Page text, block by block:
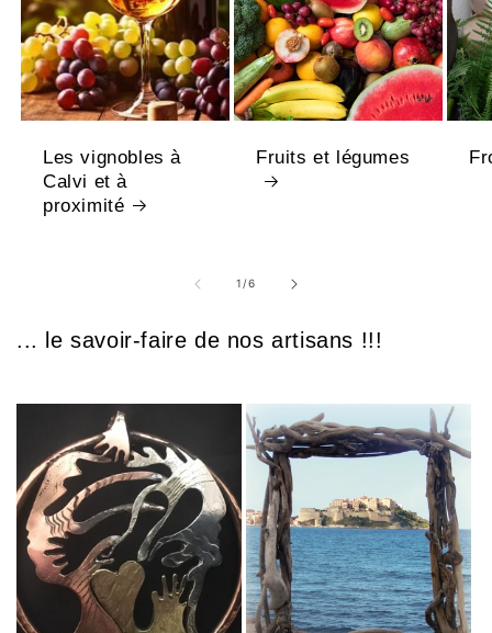
Les vignobles à
Calvi et à
proximité
Fruits et légumes
1/6
... le savoir-faire de nos artisans !!!